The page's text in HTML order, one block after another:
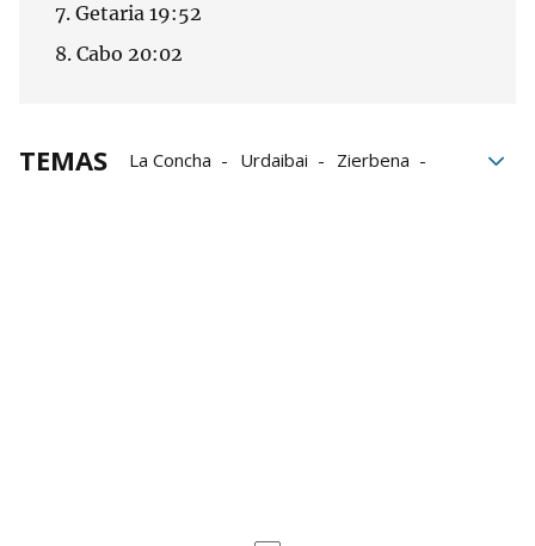
7. Getaria 19:52
8. Cabo 20:02
TEMAS La Concha Urdaibai
Zierbena